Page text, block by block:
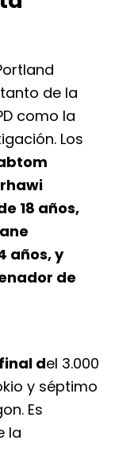
de la
como la
Los
18 años,
años, y
de
del 3.000
y séptimo
Es
la